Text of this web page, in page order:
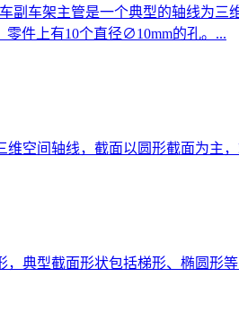
副车架主管是一个典型的轴线为
零件上有10个直径∅10mm的孔。...
空间轴线，截面以圆形截面为主
典型截面形状包括梯形、椭圆形